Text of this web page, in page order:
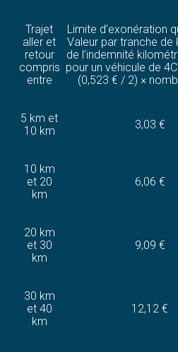
Trajet
aller et
retour
compris
entre
Limite d’exonération
Valeur par tranche de
de l’indemnité
pour un véhicule de
(0,523 € / 2) ×
5 km et
10 km
3,03 €
10 km
et 20
km
6,06 €
20 km
et 30
km
9,09 €
30 km
et 40
km
12,12 €